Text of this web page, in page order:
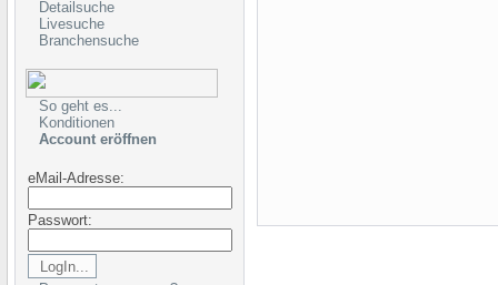
Detailsuche
Livesuche
Branchensuche
So geht es...
Konditionen
Account eröffnen
eMail-Adresse:
Passwort: